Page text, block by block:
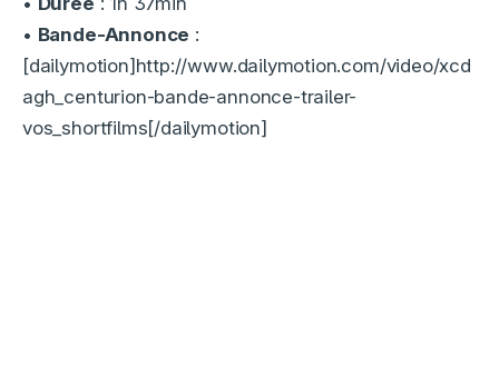
• Bande-Annonce :
[dailymotion]http://www.dailymotion.com/video/xcd
agh_centurion-bande-annonce-trailer-
vos_shortfilms[/dailymotion]